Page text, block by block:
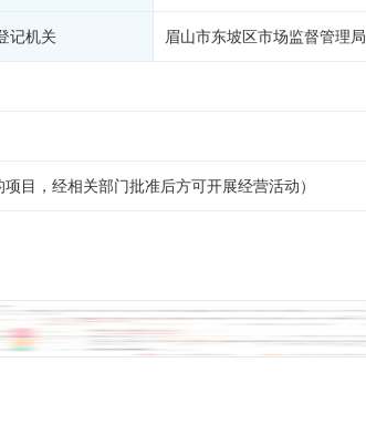
记机关 眉山市东坡区市场监督管理局
目，经相关部门批准后方可开展经营活动）